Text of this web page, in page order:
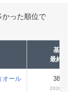
かった順位で
基準価
最終更
オール
38,302
2026年8